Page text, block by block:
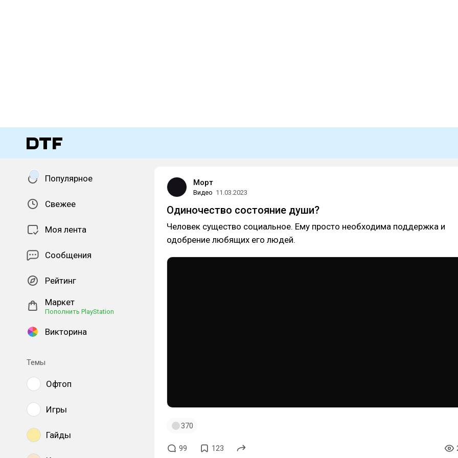
Популярное
Свежее
Моя лента
Сообщения
Рейтинг
Маркет
Пополнить PlayStation
Викторина
Темы
Офтоп
Игры
Гайды
Морт
Видео 11.03.2023
Одиночество состояние души?
Человек существо социальное. Ему просто необходима поддержка и
одобрение любящих его людей.
370
99 123